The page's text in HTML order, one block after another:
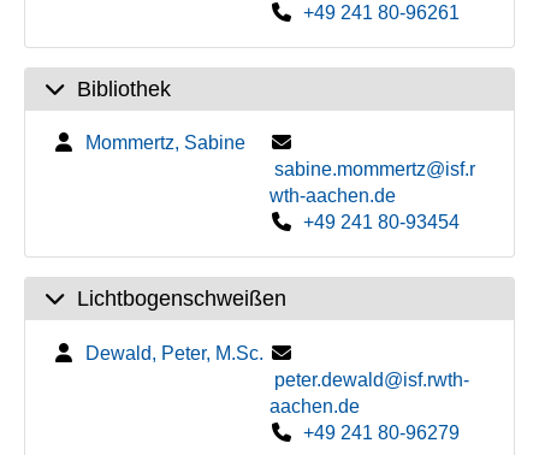
+49 241 80-96261
Bibliothek
Mommertz, Sabine
sabine.mommertz@isf.r
wth-aachen.de
+49 241 80-93454
Lichtbogenschweißen
Dewald, Peter, M.Sc.
peter.dewald@isf.rwth-
aachen.de
+49 241 80-96279